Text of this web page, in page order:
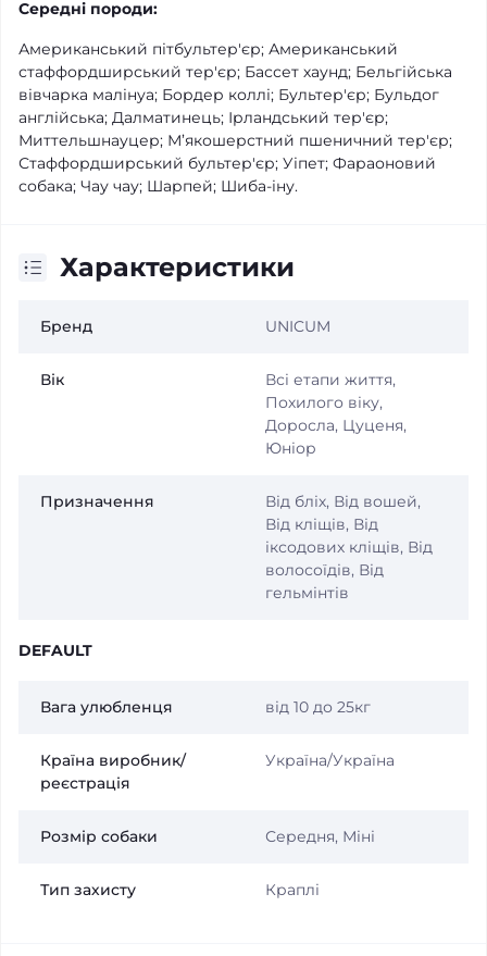
Середні породи:
Американський пітбультер'єр; Американський
стаффордширський тер'єр; Бассет хаунд; Бельгійська
вівчарка малінуа; Бордер коллі; Бультер'єр; Бульдог
англійська; Далматинець; Ірландський тер'єр;
Миттельшнауцер; М’якошерстний пшеничний тер'єр;
Стаффордширський бультер'єр; Уіпет; Фараоновий
собака; Чау чау; Шарпей; Шиба-іну.
Характеристики
Бренд UNICUM
Вік
Всі етапи життя,
Похилого віку,
Доросла, Цуценя,
Юніор
Призначення
Від бліх, Від вошей,
Від кліщів, Від
іксодових кліщів, Від
волосоїдів, Від
гельмінтів
DEFAULT
Вага улюбленця від 10 до 25кг
Країна виробник/
реєстрація
Україна/Україна
Розмір собаки Середня, Міні
Тип захисту Краплі